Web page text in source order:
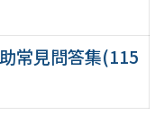
常見問答集(115